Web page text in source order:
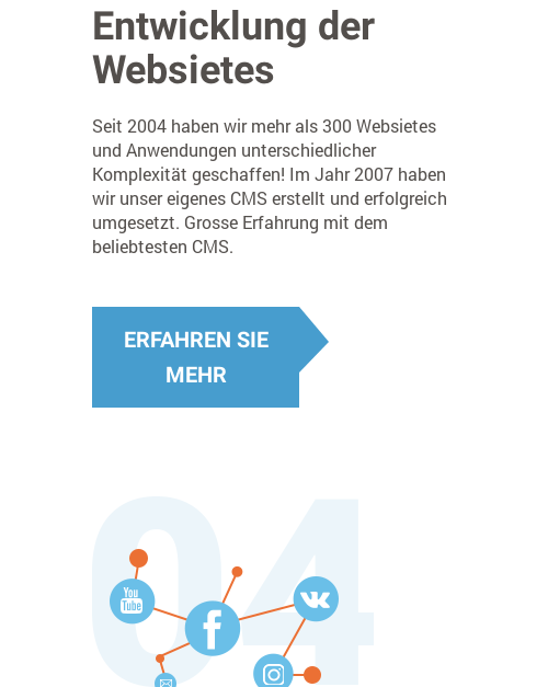
Entwicklung der
Websietes
Seit 2004 haben wir mehr als 300 Websietes
und Anwendungen unterschiedlicher
Komplexität geschaffen! Im Jahr 2007 haben
wir unser eigenes CMS erstellt und erfolgreich
umgesetzt. Grosse Erfahrung mit dem
beliebtesten CMS.
ERFAHREN SIE
MEHR